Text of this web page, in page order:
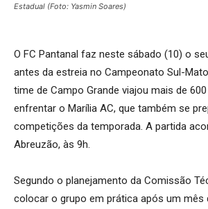
Estadual (Foto: Yasmin Soares)
O FC Pantanal faz neste sábado (10) o
antes da estreia no Campeonato Sul-
time de Campo Grande viajou mais de
enfrentar o Marília AC, que também se
competições da temporada. A partida
Abreuzão, às 9h.
Segundo o planejamento da Comissão
colocar o grupo em prática após um mês